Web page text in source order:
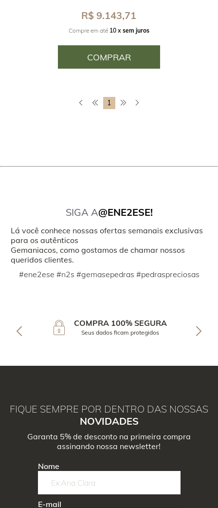
R$ 9.143,71
Compre em até 10 x sem juros
COMPRAR
1
SIGA A@ENE2ESE!
Lá você conhece nossas ofertas semanais exclusivas
para os autênticos
Gemaniacos, como gostamos de chamar nossos
queridos clientes.
#ene2ese #n2s #gemasepedras #pedraspreciosas
COMPRA 100% SEGURA
Seus dados ficam protegidos
FIQUE SEMPRE POR DENTRO DAS NOSSAS
NOVIDADES
Garanta 5% de desconto na primeira compra
assinando nossa newsletter!
Nome
E-mail